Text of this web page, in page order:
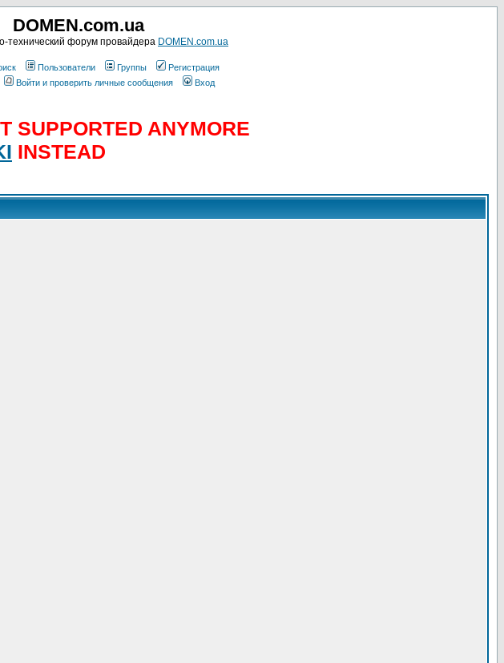
DOMEN.com.ua
технический форум провайдера DOMEN.com.ua
Пользователи Группы
Регистрация
Войти и проверить личные сообщения Вход
SUPPORTED ANYMORE
INSTEAD